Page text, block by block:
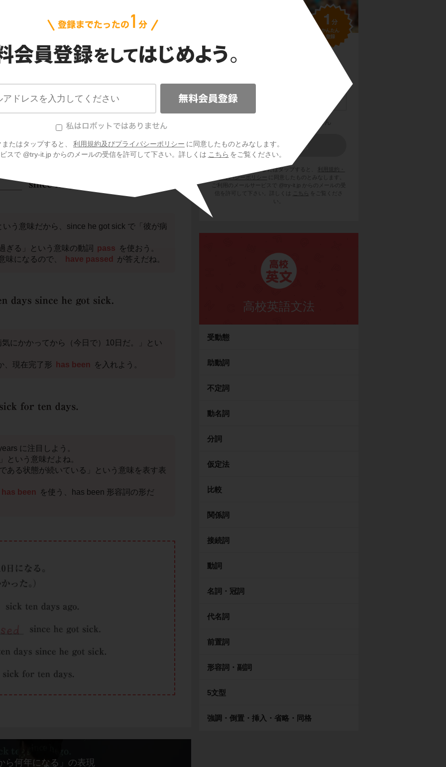
たはタップすると、 利用規約及びプライバシーポリシー に同意したものとみなします。
スで @try-it.jp からのメールの受信を許可して下さい。詳しくは こちら をご覧ください。
get sick という語句で表現します。
や fall を使ってもいいので、過去形にした
解だよ。
う意味だから、since he got sick で「彼が病
ぎる」という意味の動詞 pass を使おう。
味になるので、
have passed が答えだね。
にかかってから（今日で）10日だ。」とい
、現在完了形 has been を入れよう。
に注目しよう。
という意味だよね。
ある状態が続いている」という意味を表す表
has been を使う、has been 形容詞の形だ
ら何年になる」の表現
会員登録をクリックまたはタップすると、
利用規約・
プライバシーポリシー
に同意したものとみなします。
ご利用のメールサービスで @try-it.jp からのメールの受
信を許可して下さい。詳しくは
こちら
をご覧くださ
い。
高校英語文法
受動態
助動詞
不定詞
動名詞
分詞
仮定法
比較
関係詞
接続詞
動詞
名詞・冠詞
代名詞
前置詞
形容詞・副詞
5文型
強調・倒置・挿入・省略・同格